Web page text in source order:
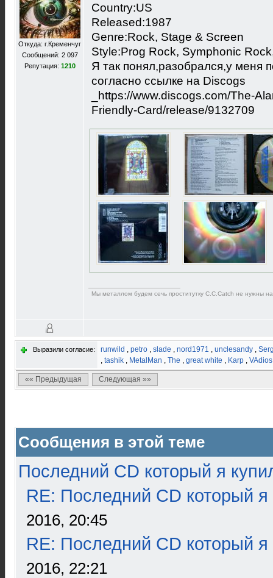
Откуда: г.Кременчуг
Сообщений: 2 097
Репутация: 1210
Country:US
Released:1987
Genre:Rock, Stage & Screen
Style:Prog Rock, Symphonic
Я так понял,разобрался,у меня
согласно ссылке на Discogs
_https://www.discogs.com/The-
Friendly-Card/release/9132709
Мы металлом будем сечь проститутку C.C.Catch не нужны
Выразили согласие: runwild , petro , slade , nord1971 , unclesandy ,
, tashik , MetalMan , The , great white , Karp , VAdios
«« Предыдущая Следующая »»
Сообщения в этой теме
Последний CD который я
RE: Последний CD который я
2016, 20:45
RE: Последний CD который я
2016, 22:21